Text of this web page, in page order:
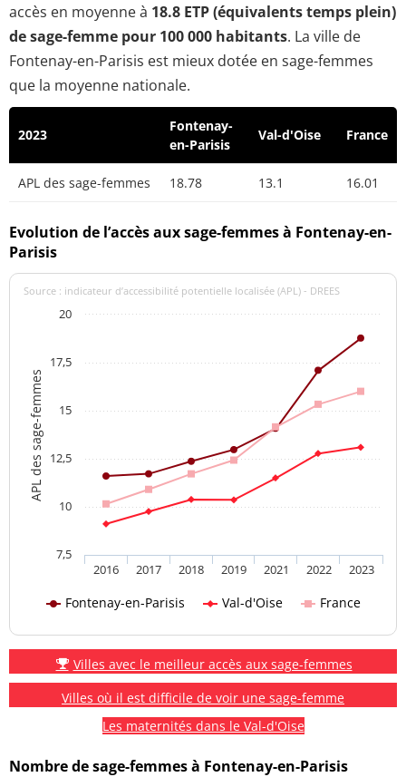
accès en moyenne à 18.8 ETP (équivalents temps plein)
de sage-femme pour 100 000 habitants. La ville de
Fontenay-en-Parisis est mieux dotée en sage-femmes
que la moyenne nationale.
2023
Fontenay-
en-Parisis
Val-d'Oise France
APL des sage-femmes 18.78 13.1 16.01
Evolution de l’accès aux sage-femmes à Fontenay-en-
Parisis
APL des sage-femmes
Source : indicateur d’accessibilité potentielle localisée (APL) - DREES
Fontenay-en-Parisis Val-d'Oise France
2016 2017 2018 2019 2021 2022 2023
7,5
10
12,5
15
17,5
20
Villes avec le meilleur accès aux sage-femmes
Villes où il est difficile de voir une sage-femme
Les maternités dans le Val-d'Oise
Nombre de sage-femmes à Fontenay-en-Parisis